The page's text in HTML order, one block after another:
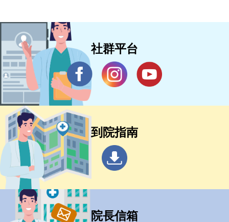
社群平台
到院指南
院長信箱